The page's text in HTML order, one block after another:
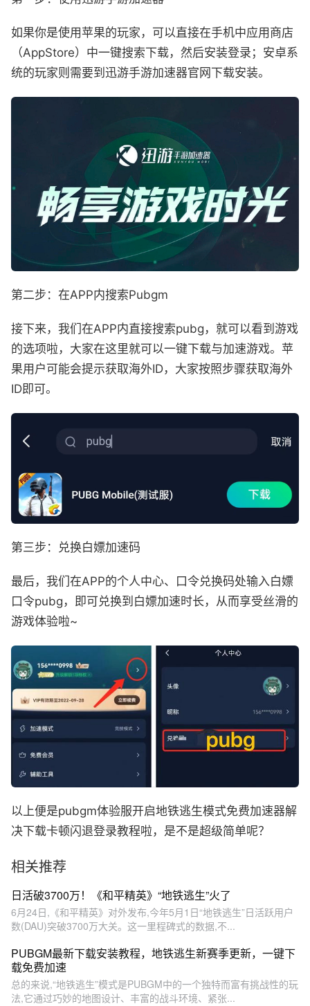
如果你是使用苹果的玩家，可以直接在手机中应用商店
（AppStore）中一键搜索下载，然后安装登录；安卓系
统的玩家则需要到迅游手游加速器官网下载安装。
第二步：在APP内搜索Pubgm
接下来，我们在APP内直接搜索pubg，就可以看到游戏
的选项啦，大家在这里就可以一键下载与加速游戏。苹
果用户可能会提示获取海外ID，大家按照步骤获取海外
ID即可。
第三步：兑换白嫖加速码
最后，我们在APP的个人中心、口令兑换码处输入白嫖
口令pubg，即可兑换到白嫖加速时长，从而享受丝滑的
游戏体验啦~
以上便是pubgm体验服开启地铁逃生模式免费加速器解
决下载卡顿闪退登录教程啦，是不是超级简单呢？
相关推荐
日活破3700万！《和平精英》“地铁逃生”火了
6月24日,《和平精英》对外发布,今年5月1日“地铁逃生”日活跃用户
数(DAU)突破3700万大关。这一里程碑式的数据,不...
PUBGM最新下载安装教程，地铁逃生新赛季更新，一键下
载免费加速
总的来说,“地铁逃生”模式是PUBGM中的一个独特而富有挑战性的玩
法,它通过巧妙的地图设计、丰富的战斗环境、紧张...